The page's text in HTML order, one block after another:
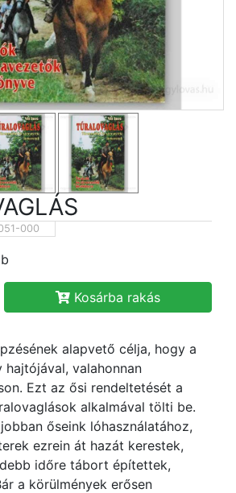
000
Kosárba rakás
alapvető célja, hogy a
hajtójával, valahonnan
Ezt az ősi rendeltetését a
alkalmával tölti be.
őseink lóhasználatához,
ezrein át hazát kerestek,
időre tábort építettek,
a körülmények erősen